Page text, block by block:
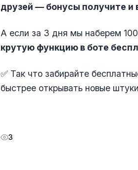
друзей — бонусы получите и
А если за 3 дня мы наберем
крутую функцию в боте
✅ Так что забирайте
быстрее открывать новые
3